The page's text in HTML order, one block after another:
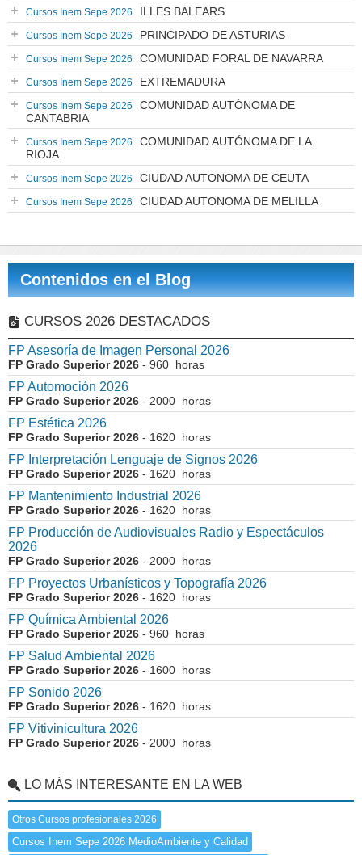
Cursos Inem Sepe 2026 ILLES BALEARS
Cursos Inem Sepe 2026 PRINCIPADO DE ASTURIAS
Cursos Inem Sepe 2026 COMUNIDAD FORAL DE NAVARRA
Cursos Inem Sepe 2026 EXTREMADURA
Cursos Inem Sepe 2026
COMUNIDAD AUTÓNOMA DE
CANTABRIA
Cursos Inem Sepe 2026
COMUNIDAD AUTÓNOMA DE LA
RIOJA
Cursos Inem Sepe 2026 CIUDAD AUTONOMA DE CEUTA
Cursos Inem Sepe 2026 CIUDAD AUTONOMA DE MELILLA
Contenidos en el Blog
CURSOS 2026 DESTACADOS
FP Asesoría de Imagen Personal 2026
FP Grado Superior 2026 - 960 horas
FP Automoción 2026
FP Grado Superior 2026 - 2000 horas
FP Estética 2026
FP Grado Superior 2026 - 1620 horas
FP Interpretación Lenguaje de Signos 2026
FP Grado Superior 2026 - 1620 horas
FP Mantenimiento Industrial 2026
FP Grado Superior 2026 - 1620 horas
FP Producción de Audiovisuales Radio y Espectáculos
2026
FP Grado Superior 2026 - 2000 horas
FP Proyectos Urbanísticos y Topografía 2026
FP Grado Superior 2026 - 1620 horas
FP Química Ambiental 2026
FP Grado Superior 2026 - 960 horas
FP Salud Ambiental 2026
FP Grado Superior 2026 - 1600 horas
FP Sonido 2026
FP Grado Superior 2026 - 1620 horas
FP Vitivinicultura 2026
FP Grado Superior 2026 - 2000 horas
LO MÁS INTERESANTE EN LA WEB
Otros Cursos profesionales 2026
Cursos Inem Sepe 2026 MedioAmbiente y Calidad